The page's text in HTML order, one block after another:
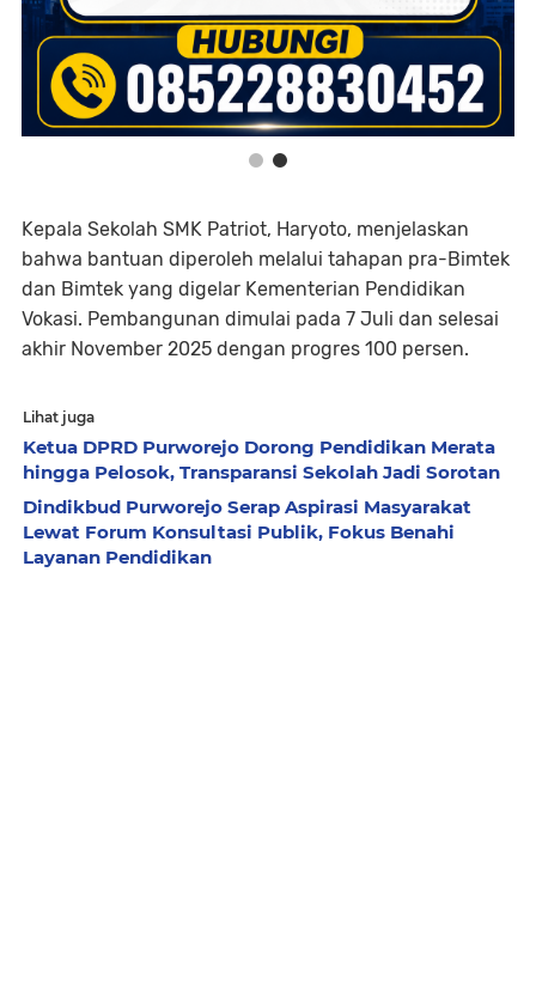
Kepala Sekolah SMK Patriot, Haryoto, menjelaskan
bahwa bantuan diperoleh melalui tahapan pra-Bimtek
dan Bimtek yang digelar Kementerian Pendidikan
Vokasi. Pembangunan dimulai pada 7 Juli dan selesai
akhir November 2025 dengan progres 100 persen.
Lihat juga
Ketua DPRD Purworejo Dorong Pendidikan Merata
hingga Pelosok, Transparansi Sekolah Jadi Sorotan
Dindikbud Purworejo Serap Aspirasi Masyarakat
Lewat Forum Konsultasi Publik, Fokus Benahi
Layanan Pendidikan